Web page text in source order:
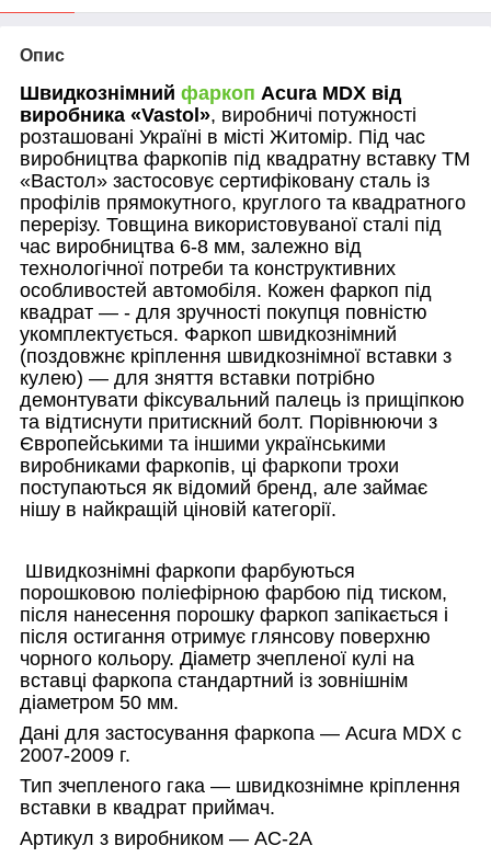
Опис
Швидкознімний фаркоп Acura MDX від
виробника «Vastol», виробничі потужності
розташовані Україні в місті Житомір. Під час
виробництва фаркопів під квадратну вставку ТМ
«Вастол» застосовує сертифіковану сталь із
профілів прямокутного, круглого та квадратного
перерізу. Товщина використовуваної сталі під
час виробництва 6-8 мм, залежно від
технологічної потреби та конструктивних
особливостей автомобіля. Кожен фаркоп під
квадрат — - для зручності покупця повністю
укомплектується. Фаркоп швидкознімний
(поздовжнє кріплення швидкознімної вставки з
кулею) — для зняття вставки потрібно
демонтувати фіксувальний палець із прищіпкою
та відтиснути притискний болт. Порівнюючи з
Європейськими та іншими українськими
виробниками фаркопів, ці фаркопи трохи
поступаються як відомий бренд, але займає
нішу в найкращій ціновій категорії.
Швидкознімні фаркопи фарбуються
порошковою поліефірною фарбою під тиском,
після нанесення порошку фаркоп запікається і
після остигання отримує глянсову поверхню
чорного кольору. Діаметр зчепленої кулі на
вставці фаркопа стандартний із зовнішнім
діаметром 50 мм.
Дані для застосування фаркопа — Acura MDX с
2007-2009 г.
Тип зчепленого гака — швидкознімне кріплення
вставки в квадрат приймач.
Артикул з виробником — AC-2A